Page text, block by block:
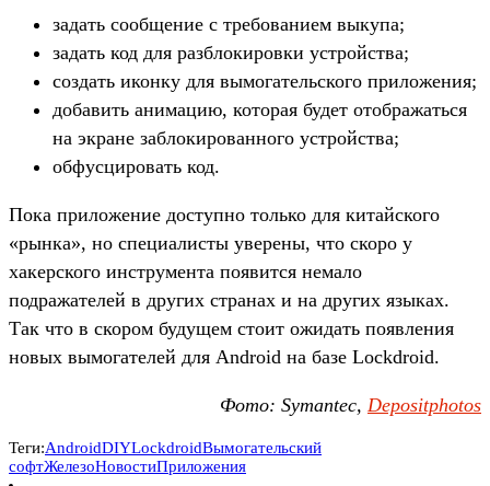
задать сообщение с требованием выкупа;
задать код для разблокировки устройства;
создать иконку для вымогательского приложения;
добавить анимацию, которая будет отображаться
на экране заблокированного устройства;
обфусцировать код.
Пока приложение доступно только для китайского
«рынка», но специалисты уверены, что скоро у
хакерского инструмента появится немало
подражателей в других странах и на других языках.
Так что в скором будущем стоит ожидать появления
новых вымогателей для Android на базе Lockdroid.
Фото: Symantec, Depositphotos
Теги:AndroidDIYLockdroidВымогательский
софтЖелезоНовостиПриложения